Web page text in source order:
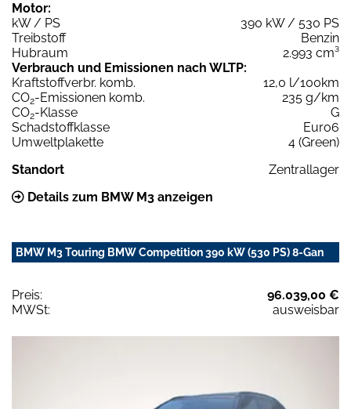
Motor:
kW / PS
390 kW / 530 PS
Treibstoff
Benzin
Hubraum
2.993 cm³
Verbrauch und Emissionen nach WLTP:
Kraftstoffverbr. komb.
12,0 l/100km
CO2-Emissionen komb.
235 g/km
CO2-Klasse
G
Schadstoffklasse
Euro6
Umweltplakette
4 (Green)
Standort
Zentrallager
Details zum BMW M3 anzeigen
BMW M3 Touring BMW Competition 390 kW (530 PS) 8-Gan
Preis:
96.039,00 €
MWSt:
ausweisbar